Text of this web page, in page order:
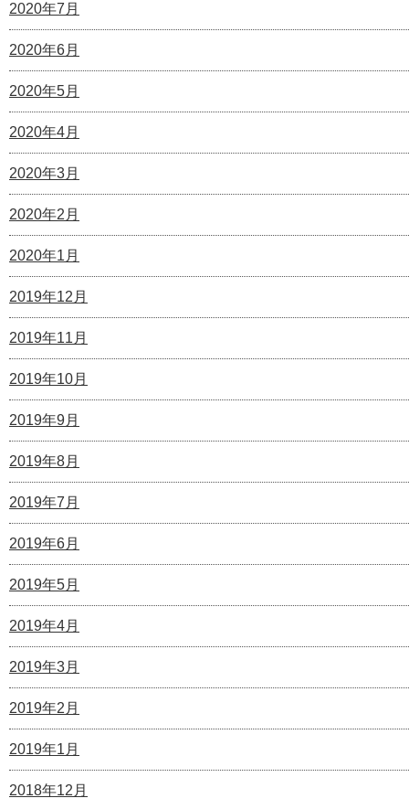
2020年7月
2020年6月
2020年5月
2020年4月
2020年3月
2020年2月
2020年1月
2019年12月
2019年11月
2019年10月
2019年9月
2019年8月
2019年7月
2019年6月
2019年5月
2019年4月
2019年3月
2019年2月
2019年1月
2018年12月